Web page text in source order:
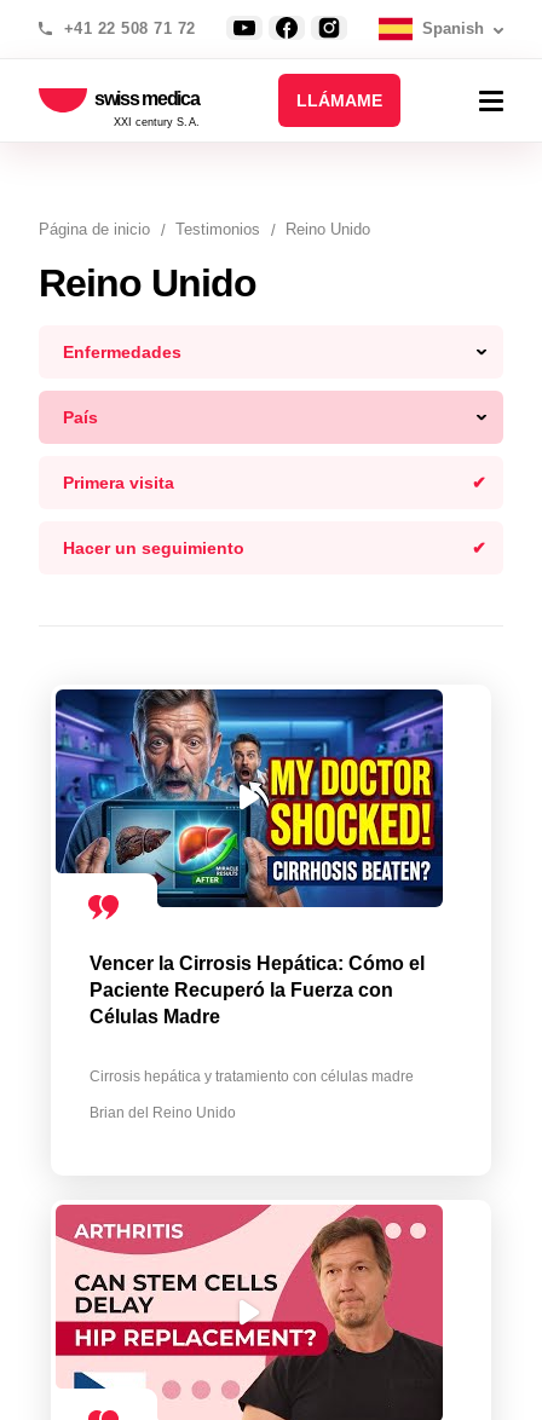
+41 22 508 71 72 Spanish
swiss medica
XXI century S.A.
LLÁMAME
Página de inicio Testimonios Reino Unido
Reino Unido
Enfermedades
País
Primera visita
Hacer un seguimiento
Vencer la Cirrosis Hepática: Cómo el
Paciente Recuperó la Fuerza con
Células Madre
Cirrosis hepática y tratamiento con células madre
Brian del Reino Unido